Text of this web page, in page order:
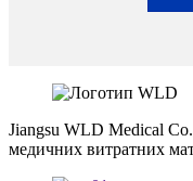
Jiangsu WLD Medical
медичних витратних